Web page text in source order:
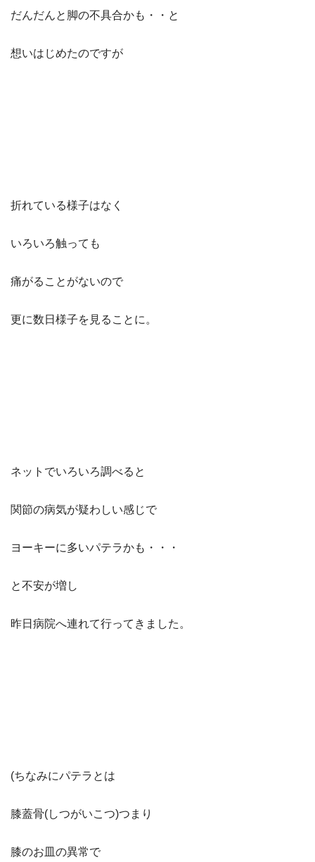
だんだんと脚の不具合かも・・と
想いはじめたのですが
折れている様子はなく
いろいろ触っても
痛がることがないので
更に数日様子を見ることに。
ネットでいろいろ調べると
関節の病気が疑わしい感じで
ヨーキーに多いパテラかも・・・
と不安が増し
昨日病院へ連れて行ってきました。
(ちなみにパテラとは
膝蓋骨(しつがいこつ)つまり
膝のお皿の異常で